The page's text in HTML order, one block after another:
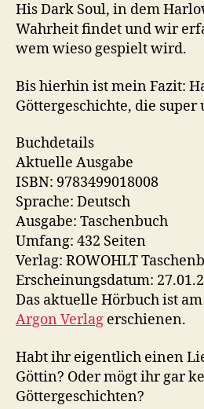
His Dark Soul, in dem
Wahrheit findet und wir
wem wieso gespielt wird.
Bis hierhin ist mein Fazit:
Göttergeschichte, die super
Buchdetails
Aktuelle Ausgabe
ISBN: 9783499018008
Sprache: Deutsch
Ausgabe: Taschenbuch
Umfang: 432 Seiten
Verlag: ROWOHLT
Erscheinungsdatum:
Das aktuelle Hörbuch ist
Argon Verlag erschienen.
Habt ihr eigentlich einen
Göttin? Oder mögt ihr gar
Göttergeschichten?